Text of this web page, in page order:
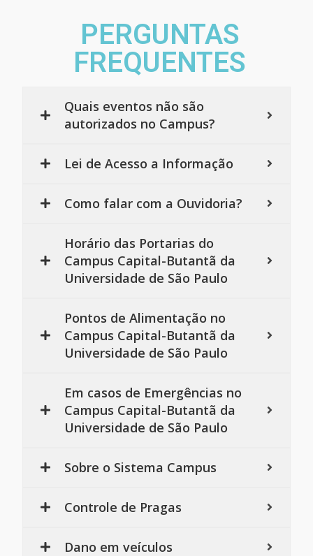
PERGUNTAS
FREQUENTES
Quais eventos não são
autorizados no Campus?
Lei de Acesso a Informação
Como falar com a Ouvidoria?
Horário das Portarias do
Campus Capital-Butantã da
Universidade de São Paulo
Pontos de Alimentação no
Campus Capital-Butantã da
Universidade de São Paulo
Em casos de Emergências no
Campus Capital-Butantã da
Universidade de São Paulo
Sobre o Sistema Campus
Controle de Pragas
Dano em veículos